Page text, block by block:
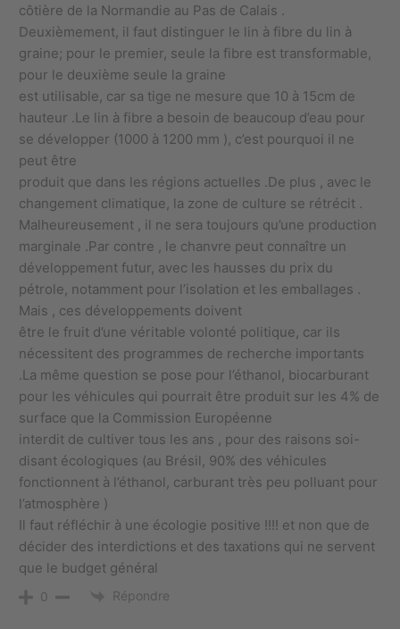
côtière de la Normandie au Pas de Calais .
Deuxièmement, il faut distinguer le lin à fibre du lin à
graine; pour le premier, seule la fibre est transformable,
pour le deuxième seule la graine
est utilisable, car sa tige ne mesure que 10 à 15cm de
hauteur .Le lin à fibre a besoin de beaucoup d’eau pour
se développer (1000 à 1200 mm ), c’est pourquoi il ne
peut être
produit que dans les régions actuelles .De plus , avec le
changement climatique, la zone de culture se rétrécit .
Malheureusement , il ne sera toujours qu’une production
marginale .Par contre , le chanvre peut connaître un
développement futur, avec les hausses du prix du
pétrole, notamment pour l’isolation et les emballages .
Mais , ces développements doivent
être le fruit d’une véritable volonté politique, car ils
nécessitent des programmes de recherche importants
.La même question se pose pour l’éthanol, biocarburant
pour les véhicules qui pourrait être produit sur les 4% de
surface que la Commission Européenne
interdit de cultiver tous les ans , pour des raisons soi-
disant écologiques (au Brésil, 90% des véhicules
fonctionnent à l’éthanol, carburant très peu polluant pour
l’atmosphère )
Il faut réfléchir à une écologie positive !!!! et non que de
décider des interdictions et des taxations qui ne servent
que le budget général
0 Répondre